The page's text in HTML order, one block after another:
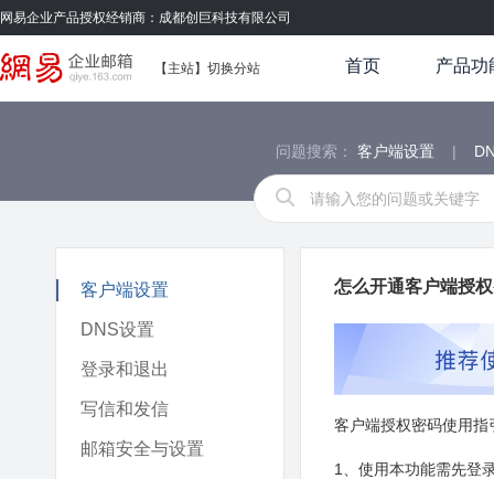
网易企业产品授权经销商：成都创巨科技有限公司
【 主站】 切换分站 首页 产品功
问题搜索： 客户端设置 |
客户端设置
DNS设置
登录和退出
写信和发信
邮箱安全与设置
怎么开通客户端授
客户端授权密码使用指
1、使用本功能需先登